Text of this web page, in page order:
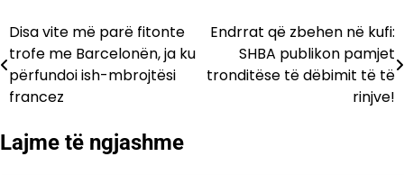
Lëvizje
te
postimet
Disa vite më parë fitonte
trofe me Barcelonën, ja ku
përfundoi ish-mbrojtësi
francez
Endrrat që zbehen në kufi:
SHBA publikon pamjet
tronditëse të dëbimit të të
rinjve!
Lajme të ngjashme